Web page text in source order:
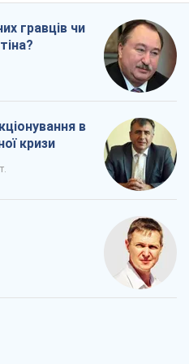
гравців чи
в
кризи